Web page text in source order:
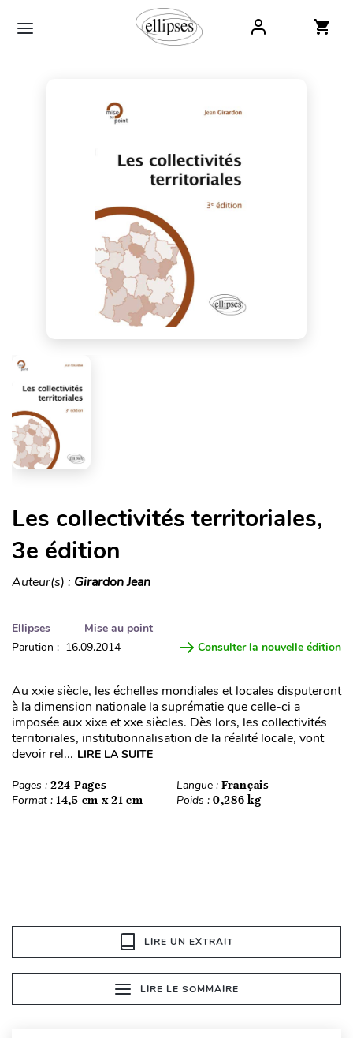
Les collectivités territoriales,
3e édition
Auteur(s) : Girardon Jean
Ellipses
Mise au point
Parution : 16.09.2014
Consulter la nouvelle édition
Au xxie siècle, les échelles mondiales et locales disputeront
à la dimension nationale la suprématie que celle-ci a
imposée aux xixe et xxe siècles. Dès lors, les collectivités
territoriales, institutionnalisation de la réalité locale, vont
devoir rel... LIRE LA SUITE
Pages : 224 Pages Langue : Français
Format : 14,5 cm x 21 cm Poids : 0,286 kg
LIRE UN EXTRAIT
LIRE LE SOMMAIRE